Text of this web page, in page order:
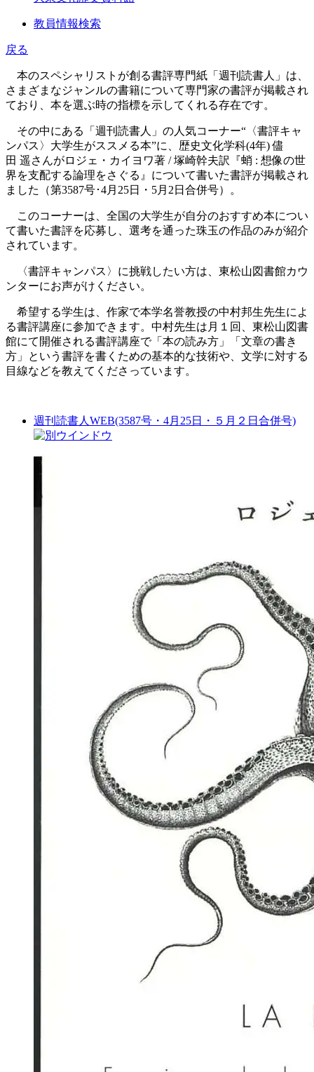
教員情報検索
戻る
本のスペシャリストが創る書評専門紙「週刊読書人」は、
さまざまなジャンルの書籍について専門家の書評が掲載され
ており、本を選ぶ時の指標を示してくれる存在です。
その中にある「週刊読書人」の人気コーナー“〈書評キャ
ンパス〉大学生がススメる本”に、歴史文化学科(4年) 儘
田 遥さんがロジェ・カイヨワ著 / 塚崎幹夫訳『蛸 : 想像の世
界を支配する論理をさぐる』について書いた書評が掲載され
ました（第3587号･4月25日・5月2日合併号）。
このコーナーは、全国の大学生が自分のおすすめ本につい
て書いた書評を応募し、選考を通った珠玉の作品のみが紹介
されています。
〈書評キャンパス〉に挑戦したい方は、東松山図書館カウ
ンターにお声がけください。
希望する学生は、作家で本学名誉教授の中村邦生先生によ
る書評講座に参加できます。中村先生は月１回、東松山図書
館にて開催される書評講座で「本の読み方」「文章の書き
方」という書評を書くための基本的な技術や、文学に対する
目線などを教えてくださっています。
週刊読書人WEB(3587号・4月25日・５月２日合併号)